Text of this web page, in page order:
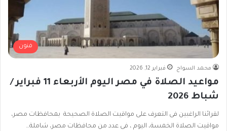
فنون
محمد السواح فبراير 12, 2026
مواعيد الصلاة في مصر اليوم الأربعاء 11 فبراير /
شباط 2026
لقرائنا الراغبين فى التعرف على مواقيت الصلاة الصحيحة بمحافظات مصر،
مواقيت الصلاة الخمسة، اليوم ، فى عدد من محافظات مصر، شاملة…